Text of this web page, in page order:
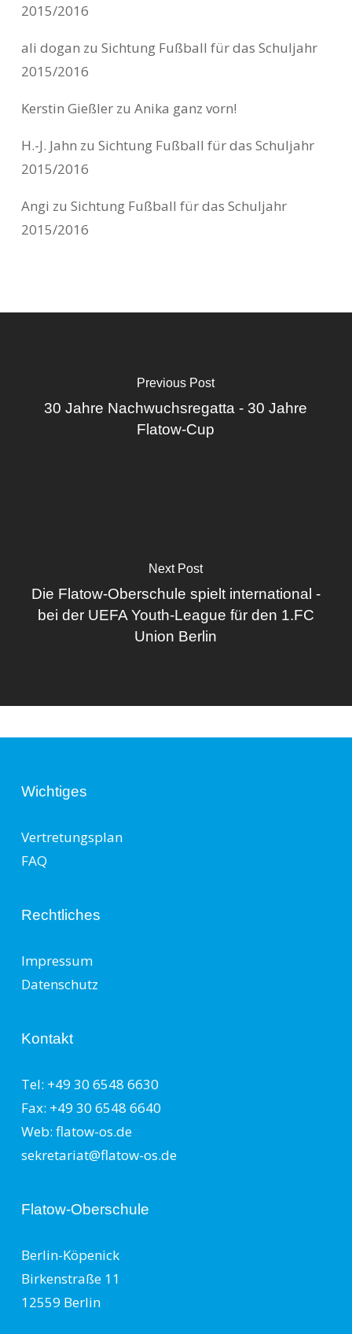
2015/2016
ali dogan zu Sichtung Fußball für das Schuljahr
2015/2016
Kerstin Gießlerzu Anika ganz vorn!
H.-J. Jahn zu Sichtung Fußball für das Schuljahr
2015/2016
Angi zu Sichtung Fußball für das Schuljahr
2015/2016
Previous Post
30 Jahre Nachwuchsregatta - 30 Jahre
Flatow-Cup
Next Post
Die Flatow-Oberschule spielt international -
bei der UEFA Youth-League für den 1.FC
Union Berlin
Wichtiges
Vertretungsplan
FAQ
Rechtliches
Impressum
Datenschutz
Kontakt
Tel: +49 30 6548 6630
Fax: +49 30 6548 6640
Web: flatow-os.de
sekretariat@flatow-os.de
Flatow-Oberschule
Berlin-Köpenick
Birkenstraße 11
12559 Berlin